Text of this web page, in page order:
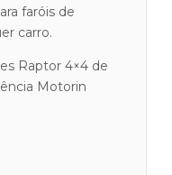
faróis de
carro.
Raptor 4×4 de
Motorin